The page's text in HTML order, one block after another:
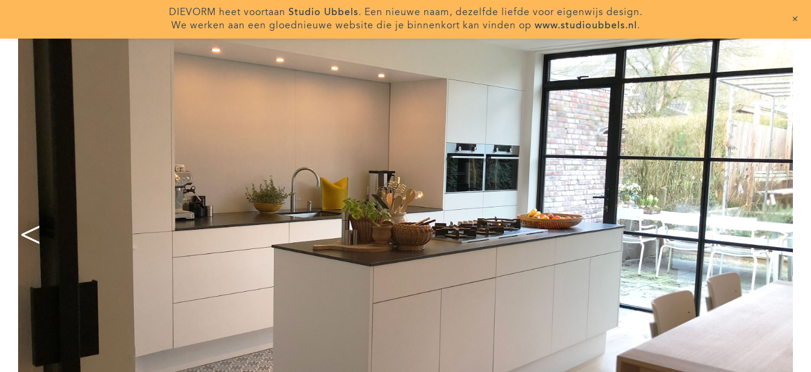
< >
DIEVORM heet voortaan Studio Ubbels. Een nieuwe naam, dezelfde liefde voor eigenwijs design.
We werken aan een gloednieuwe website die je binnenkort kan vinden op www.studioubbels.nl .
+